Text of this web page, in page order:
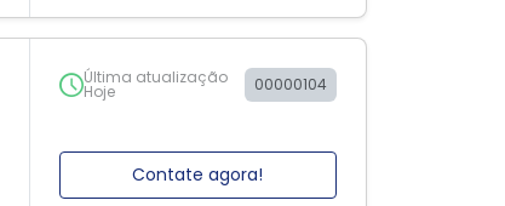
Última atualização
Hoje 00000104
Contate agora!